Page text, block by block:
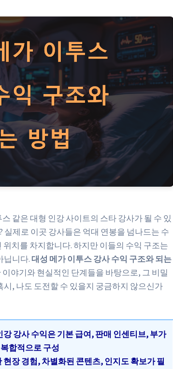
같은 대형 인강 사이트의 스타 강사가 될 수 있
실제로 이곳 강사들은 억대 연봉을 넘나드는 수
치를 차지합니다. 하지만 이들의 수익 구조는
닙니다. 대성 메가 이투스 강사 수익 구조와 되는
야기와 현실적인 단계들을 바탕으로, 그 비밀
, 나도 도전할 수 있을지 궁금하지 않으신가
강 강사 수익은 기본 급여, 판매 인센티브, 부가
합적으로 구성
현장 경험, 차별화된 콘텐츠, 인지도 확보가 필